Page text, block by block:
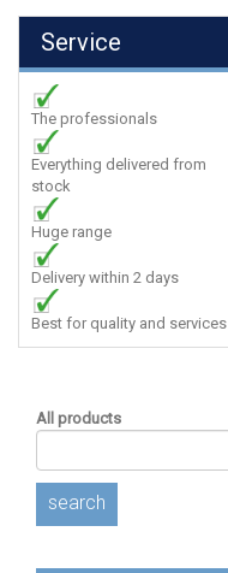
Service
The professionals
Everything delivered from
stock
Huge range
Delivery within 2 days
Best for quality and services
All products
search